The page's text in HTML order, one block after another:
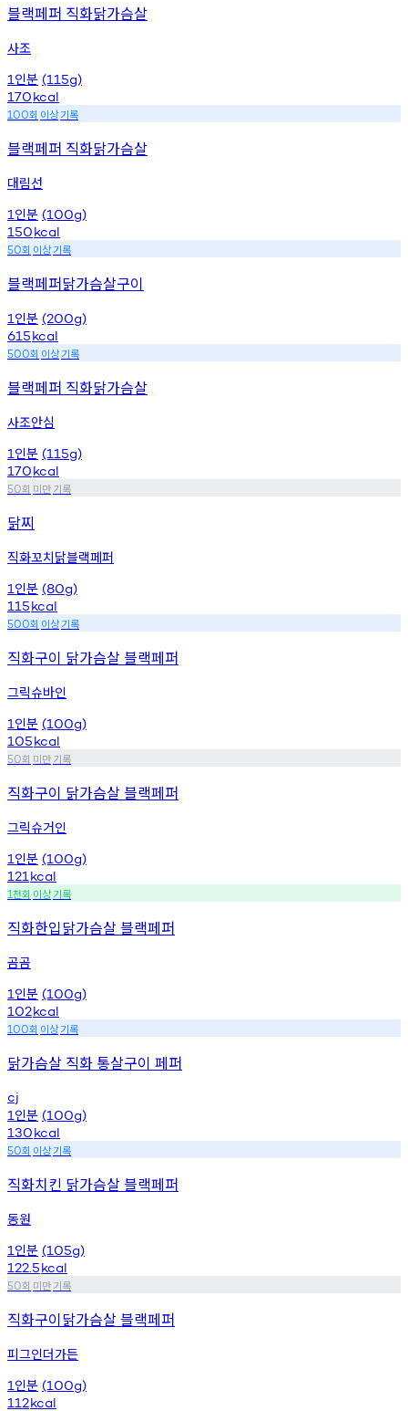
블랙페퍼 직화닭가슴살
사조
1 인분 (115g)
170kcal
100회 이상기록
블랙페퍼 직화닭가슴살
대림선
1 인분 (100g)
150kcal
50회 이상기록
블랙페퍼닭가슴살구이
1 인분 (200g)
615kcal
500회 이상기록
블랙페퍼 직화닭가슴살
사조안심
1 인분 (115g)
170kcal
50회 미만기록
닭찌
직화꼬치닭블랙페퍼
1 인분 (80g)
115kcal
500회 이상기록
직화구이 닭가슴살 블랙페퍼
그릭슈바인
1 인분 (100g)
105kcal
50회 미만기록
직화구이 닭가슴살 블랙페퍼
그릭슈거인
1 인분 (100g)
121 kcal
1천회 이상기록
직화한입닭가슴살 블랙페퍼
곰곰
1 인분 (100g)
102kcal
100회 이상기록
닭가슴살 직화 통살구이 페퍼
cj
1 인분 (100g)
130kcal
50회 이상기록
직화치킨 닭가슴살 블랙페퍼
동원
1 인분 (105g)
122.5kcal
50회 미만기록
직화구이닭가슴살 블랙페퍼
피그인더가든
1 인분 (100g)
112kcal